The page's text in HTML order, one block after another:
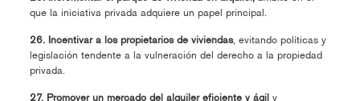
que la iniciativa privada adquiere un papel principal.
26. Incentivar a los propietarios de viviendas, evitando políticas y
legislación tendente a la vulneración del derecho a la propiedad
privada.
27. Promover un mercado del alquiler eficiente y ágil y